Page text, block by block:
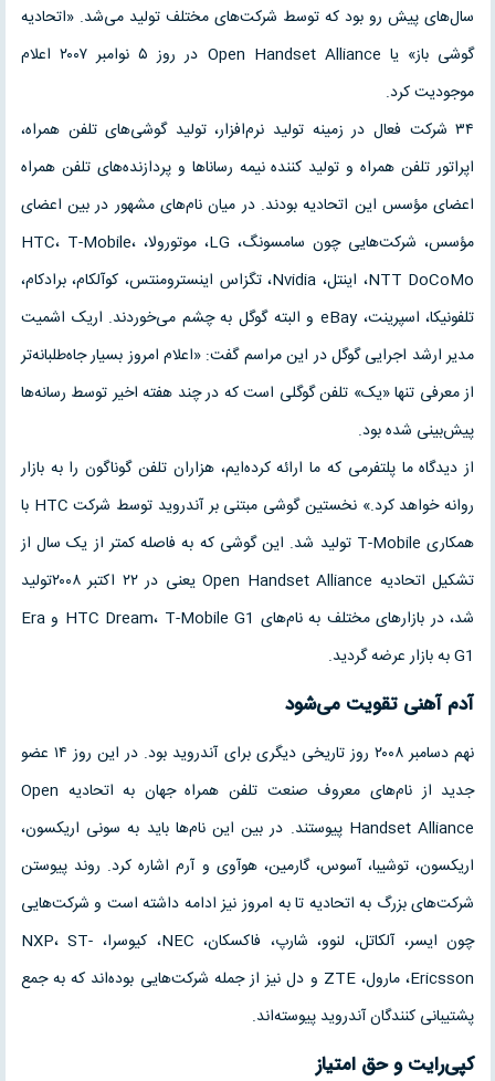
سال‌های پیش رو بود که توسط شرکت‌های مختلف تولید می‌شد. «اتحادیه
گوشی باز» یا Open Handset Alliance در روز ۵ نوامبر ۲۰۰۷ اعلام
موجودیت کرد.
۳۴ شرکت فعال در زمینه تولید نرم‌افزار، تولید گوشی‌های تلفن همراه،
اپراتور تلفن همراه و تولید کننده نیمه رساناها و پردازنده‌های تلفن همراه
اعضای مؤسس این اتحادیه بودند. در میان نام‌های مشهور در بین اعضای
مؤسس، شرکت‌هایی چون سامسونگ، LG، موتورولا، HTC، T-Mobile،
NTT DoCoMo، اینتل، Nvidia، تگزاس اینسترومنتس، کوآلکام، برادکام،
تلفونیکا، اسپرینت، eBay و البته گوگل به چشم می‌خوردند. اریک اشمیت
مدیر ارشد اجرایی گوگل در این مراسم گفت: «اعلام امروز بسیار جاه‌طلبانه‌تر
از معرفی تنها «یک» تلفن گوگلی است که در چند هفته اخیر توسط رسانه‌ها
پیش‌بینی شده بود.
از دیدگاه ما پلتفرمی که ما ارائه کرده‌ایم، هزاران تلفن گوناگون را به بازار
روانه خواهد کرد.» نخستین گوشی مبتنی بر آندروید توسط شرکت HTC با
همکاری T-Mobile تولید شد. این گوشی که به فاصله کمتر از یک سال از
تشکیل اتحادیه Open Handset Alliance یعنی در ۲۲ اکتبر ۲۰۰۸تولید
شد، در بازارهای مختلف به نام‌های HTC Dream، T-Mobile G1 و Era
G1 به بازار عرضه گردید.
آدم آهنی تقویت می‌شود
نهم دسامبر ۲۰۰۸ روز تاریخی دیگری برای آندروید بود. در این روز ۱۴ عضو
جدید از نام‌های معروف صنعت تلفن همراه جهان به اتحادیه Open
Handset Alliance پیوستند. در بین این نام‌ها باید به سونی اریکسون،
اریکسون، توشیبا، آسوس، گارمین، هوآوی و آرم اشاره کرد. روند پیوستن
شرکت‌های بزرگ به اتحادیه تا به امروز نیز ادامه داشته است و شرکت‌هایی
چون ایسر، آلکاتل، لنوو، شارپ، فاکسکان، NEC، کیوسرا، NXP، ST-
Ericsson، مارول، ZTE و دل نیز از جمله شرکت‌هایی بوده‌اند که به جمع
پشتیبانی کنندگان آندروید پیوسته‌اند.
کپی‌رایت و حق امتیاز